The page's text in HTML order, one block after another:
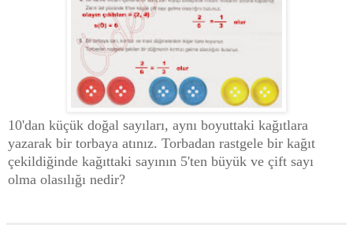
10'dan küçük doğal sayıları, aynı boyuttaki kağıtlara
yazarak bir torbaya atınız. Torbadan rastgele bir kağıt
çekildiğinde kağıttaki sayının 5'ten büyük ve çift sayı
olma olasılığı nedir?